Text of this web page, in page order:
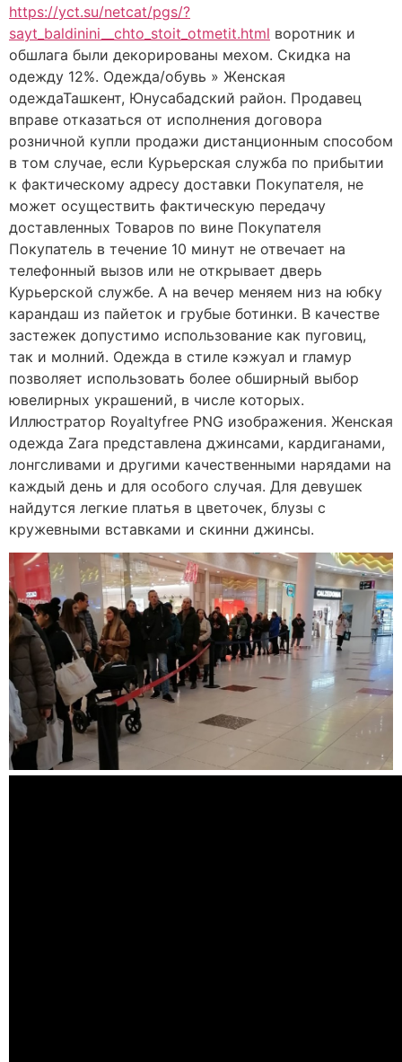
https://yct.su/netcat/pgs/?
sayt_baldinini__chto_stoit_otmetit.html воротник и
обшлага были декорированы мехом. Скидка на
одежду 12%. Одежда/обувь » Женская
одеждаТашкент, Юнусабадский район. Продавец
вправе отказаться от исполнения договора
розничной купли продажи дистанционным способом
в том случае, если Курьерская служба по прибытии
к фактическому адресу доставки Покупателя, не
может осуществить фактическую передачу
доставленных Товаров по вине Покупателя
Покупатель в течение 10 минут не отвечает на
телефонный вызов или не открывает дверь
Курьерской службе. А на вечер меняем низ на юбку
карандаш из пайеток и грубые ботинки. В качестве
застежек допустимо использование как пуговиц,
так и молний. Одежда в стиле кэжуал и гламур
позволяет использовать более обширный выбор
ювелирных украшений, в числе которых.
Иллюстратор Royaltyfree PNG изображения. Женская
одежда Zara представлена джинсами, кардиганами,
лонгсливами и другими качественными нарядами на
каждый день и для особого случая. Для девушек
найдутся легкие платья в цветочек, блузы с
кружевными вставками и скинни джинсы.